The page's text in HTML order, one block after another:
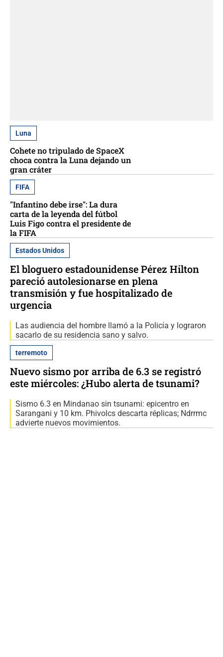
Luna
Cohete no tripulado de SpaceX
choca contra la Luna dejando un
gran cráter
FIFA
"Infantino debe irse": La dura
carta de la leyenda del fútbol
Luis Figo contra el presidente de
la FIFA
Estados Unidos
El bloguero estadounidense Pérez Hilton
pareció autolesionarse en plena
transmisión y fue hospitalizado de
urgencia
Las audiencia del hombre llamó a la Policía y lograron
sacarlo de su residencia sano y salvo.
terremoto
Nuevo sismo por arriba de 6.3 se registró
este miércoles: ¿Hubo alerta de tsunami?
Sismo 6.3 en Mindanao sin tsunami: epicentro en
Sarangani y 10 km. Phivolcs descarta réplicas; Ndrrmc
advierte nuevos movimientos.